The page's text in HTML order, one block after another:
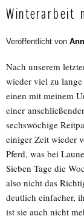
Winterarbeit
Veröffentlicht von
Nach unserem
wieder viel zu
einen mit meinem
einer
sechswöchige
einiger Zeit wieder
Pferd, was bei
Sieben Tage die
also nicht das
deutlich einfacher,
ist sie auch nicht